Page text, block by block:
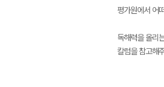
평가원에서 어
독해력을 올리
칼럼을 참고해